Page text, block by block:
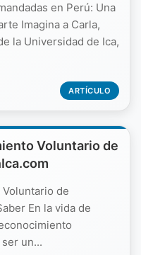
en Perú: Una
Imagina a Carla,
la Universidad de Ica,
ARTÍCULO
Voluntario de
de
En la vida de
un...